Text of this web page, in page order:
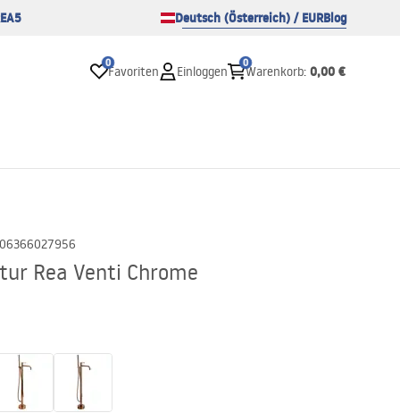
Deutsch (Österreich) / EURBlog
0
Favoriten Einloggen
0
Warenkorb: 0,00 €
Rea Venti Chrome